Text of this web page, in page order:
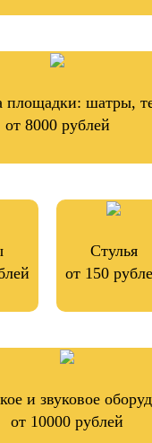
площадки: шатры,
от 8000 рублей
Стулья
от 150
и звуковое
от 10000 рублей